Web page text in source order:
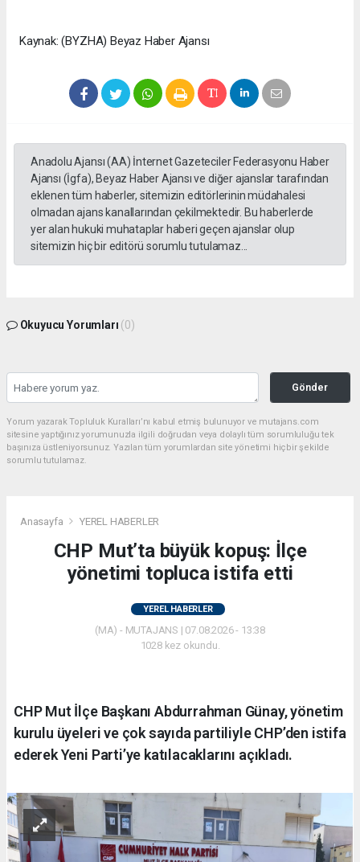
Kaynak: (BYZHA) Beyaz Haber Ajansı
Anadolu Ajansı (AA) İnternet Gazeteciler Federasyonu Haber
Ajansı (İgfa), Beyaz Haber Ajansı ve diğer ajanslar tarafından
eklenen tüm haberler, sitemizin editörlerinin müdahalesi
olmadan ajans kanallarından çekilmektedir. Bu haberlerde
yer alan hukuki muhataplar haberi geçen ajanslar olup
sitemizin hiç bir editörü sorumlu tutulamaz...
Okuyucu Yorumları (0)
Gönder
Yorum yazarak Topluluk Kuralları’nı kabul etmiş bulunuyor ve mutajans.com
sitesine yaptığınız yorumunuzla ilgili doğrudan veya dolaylı tüm sorumluluğu tek
başınıza üstleniyorsunuz. Yazılan tüm yorumlardan site yönetimi hiçbir şekilde
sorumlu tutulamaz.
Anasayfa YEREL HABERLER
CHP Mut’ta büyük kopuş: İlçe
yönetimi topluca istifa etti
YEREL HABERLER
(MA) - MUTAJANS | 07.08.2026 - 13:38
1028 kez okundu.
CHP Mut İlçe Başkanı Abdurrahman Günay, yönetim
kurulu üyeleri ve çok sayıda partiliyle CHP’den istifa
ederek Yeni Parti’ye katılacaklarını açıkladı.